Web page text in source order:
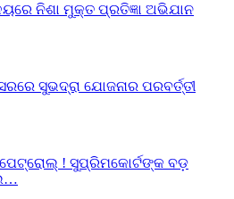
ନିଶା ମୁକ୍ତ ପ୍ରତିଜ୍ଞା ଅଭିଯାନ
ସୁଭଦ୍ରା ଯୋଜନାର ପରବର୍ତ୍ତୀ
! ସୁପ୍ରିମକୋର୍ଟଙ୍କ ବଡ଼